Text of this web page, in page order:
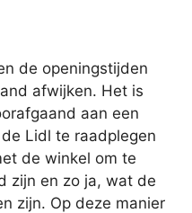
de openingstijden
afwijken. Het is
aan een
Lidl te raadplegen
de winkel om te
zijn en zo ja, wat de
zijn. Op deze manier